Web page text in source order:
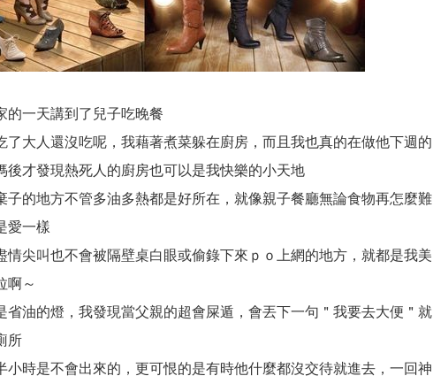
的一天講到了兒子吃晚餐
了大人還沒吃呢，我藉著煮菜躲在廚房，而且我也真的在做他下週的
後才發現熱死人的廚房也可以是我快樂的小天地
子的地方不管多油多熱都是好所在，就像親子餐廳無論食物再怎麼難
愛一樣
情尖叫也不會被隔壁桌白眼或偷錄下來ｐｏ上網的地方，就都是我美
啊～
省油的燈，我發現當父親的超會屎遁，會丟下一句＂我要去大便＂就
所
小時是不會出來的，更可恨的是有時他什麼都沒交待就進去，一回神